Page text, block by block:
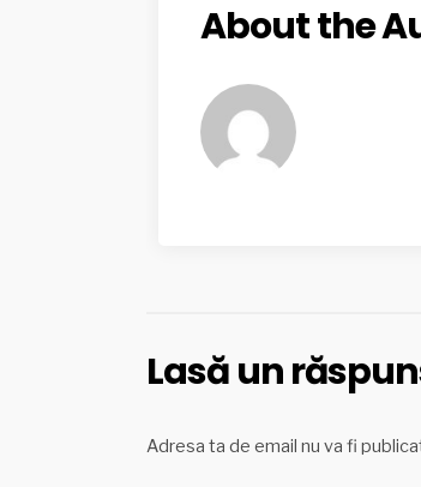
About the
Lasă un
Adresa ta de email nu va fi